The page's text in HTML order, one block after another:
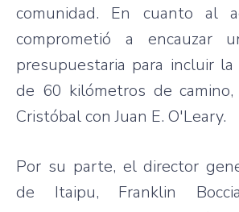
comunidad. En cuanto al
comprometió a encauzar
presupuestaria para incluir la
de 60 kilómetros de
Cristóbal con Juan E. O'Leary.
Por su parte, el director
de Itaipu, Franklin